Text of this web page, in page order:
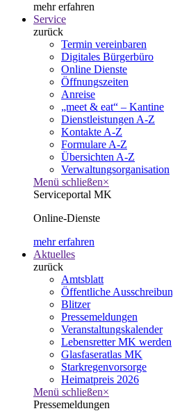
mehr erfahren
Service
zurück
Termin vereinbaren
Digitales Bürgerbüro
Online Dienste
Öffnungszeiten
Anreise
„meet & eat“ – Kantine
Dienstleistungen A-Z
Kontakte A-Z
Formulare A-Z
Übersichten A-Z
Verwaltungsorganisation
Menü schließen×
Serviceportal MK
Online-Dienste
mehr erfahren
Aktuelles
zurück
Amtsblatt
Öffentliche
Blitzer
Pressemeldungen
Veranstaltungskalender
Lebensretter MK werden
Glasfaseratlas MK
Starkregenvorsorge
Heimatpreis 2026
Menü schließen×
Pressemeldungen